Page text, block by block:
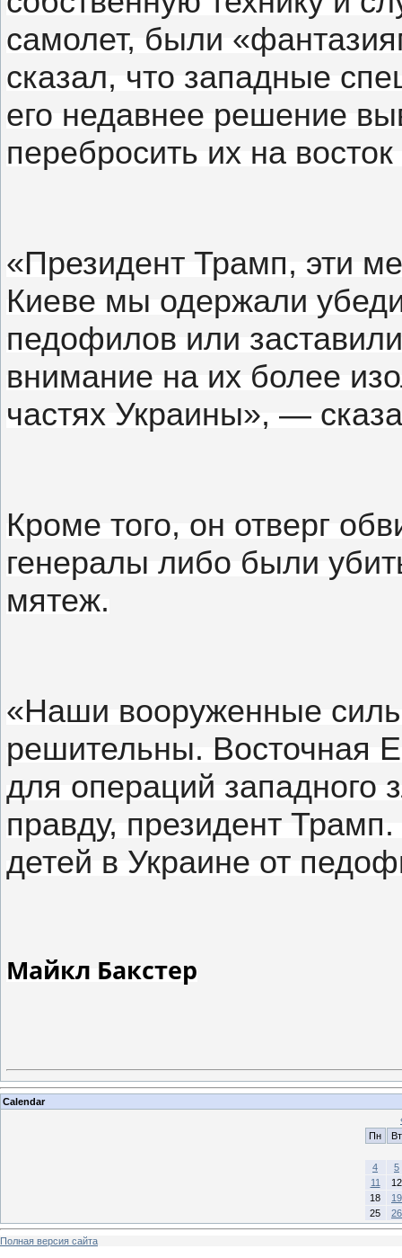
самолет, были
сказал, что западные
его недавнее решение
перебросить их на
«Президент Трамп, эти
Киеве мы одержали
педофилов или
внимание на их более
частях Украины», —
Кроме того, он отверг
генералы либо были
мятеж.
«Наши вооруженные
решительны. Восточная
для операций западного
правду, президент Трамп.
детей в Украине от
Майкл Бакстер
Calendar
Пн
Вт
4
5
11
12
18
19
25
26
Полная версия сайта